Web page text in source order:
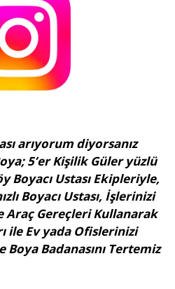
arıyorum diyorsanız
5’er Kişilik Güler yüzlü
Boyacı Ustası Ekipleriyle,
Boyacı Ustası, İşlerinizi
Araç Gereçleri Kullanarak
ile Ev yada Ofislerinizi
Boya Badanasını Tertemiz